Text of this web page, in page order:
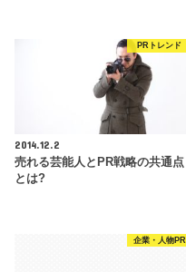
PRトレンド
2014.12.2
売れる芸能人とPR戦略の共通点
とは?
企業・人物PR